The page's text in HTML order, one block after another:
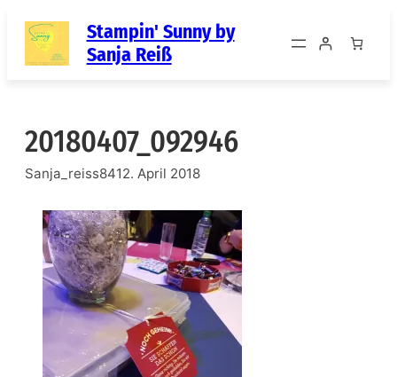
Inhalt
springen
Stampin' Sunny by
Sanja Reiß
20180407_092946
Sanja_reiss8412. April 2018